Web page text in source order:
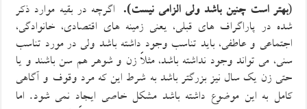
)بهتر است چنین باشد ولی الزامی نیست)
. اگرچه در بقیه موارد ذکر
شده در پاراگراف های قبلی، یعنی زمینه های اقتصادی، خانوادگی،
اجتماعی و عاطفی،باید تناسب وجود داشته باشد ولی در مورد تناسب
سنی، می تواند وجود نداشته باشد، مثلاً زن و شوهر هم سن باشند و یا
حتی زن یک سال نیز بزرگتر باشد به شرط این که مرد وقوف و آگاهی
کامل به این موضوع داشته باشد مشکل خاصی ایجاد نمی شود. اما